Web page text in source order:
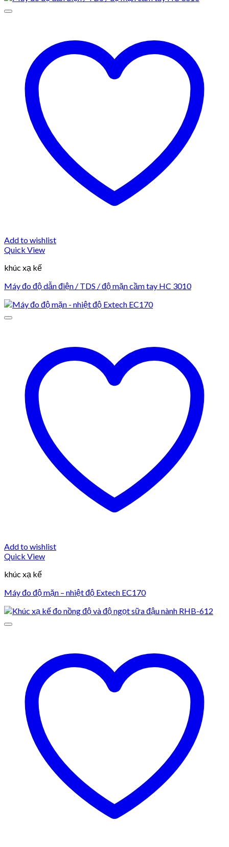
Add to wishlist
Quick View
khúc xạ kế
Máy đo độ dẫn điện / TDS / độ mặn cầm tay HC 3010
Add to wishlist
Quick View
khúc xạ kế
Máy đo độ mặn – nhiệt độ Extech EC170